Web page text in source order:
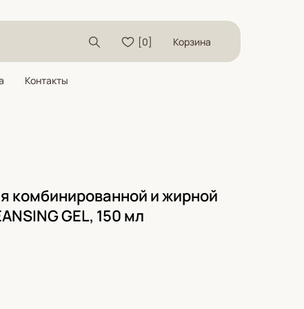
Контакты
Корзина
[0]
комбинированной и жирной
GEL, 150 мл